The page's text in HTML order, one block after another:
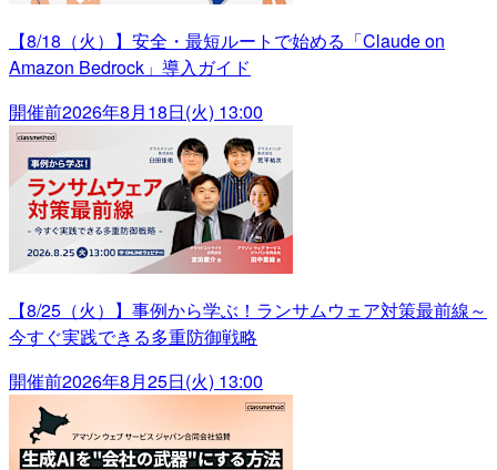
【8/18（火）】安全・最短ルートで始める「Claude on
Amazon Bedrock」導入ガイド
開催前2026年8月18日(火) 13:00
【8/25（火）】事例から学ぶ！ランサムウェア対策最前線～
今すぐ実践できる多重防御戦略
開催前2026年8月25日(火) 13:00